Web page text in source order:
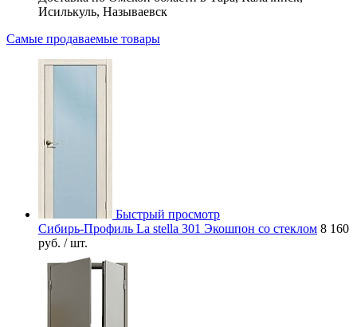
Исилькуль, Называевск
Самые продаваемые товары
Быстрый просмотр
Сибирь-Профиль La stella 301 Экошпон со стеклом 8 160
руб. / шт.